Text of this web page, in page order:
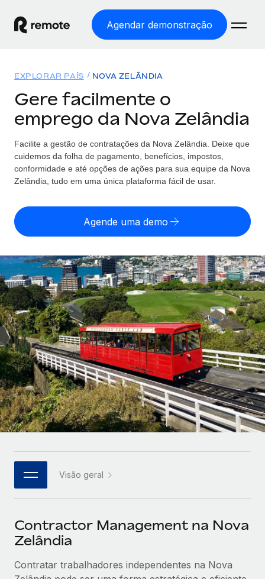
Agendar demonstração
EMPREGO GLOBAL
Processamento Salarial
Processamento salarial fácil e em conformidade
Employer of Record
entidades
globalmente
SERVICES
Perguntar a um especialista
Obtenha apoio especializado em RH e
conformidade globais
Soluções
COBERTURA GLOBAL
Explorador de países
Encontra apoio para emprego global por país
Comparar a Remote
Veja como nos comparamos com os outros
TORNE-SE NOSSO PARCEIRO
Parceiros tecnológicos estratégicos
Integre os RH globais na sua plataforma de forma
flexível
CASE STUDIES
Preçário
English
Nederlands
Français
Deutsch
Español
Italiano
Português (Portugal)
日本語
한국어
中文（简体）
Início de sessão
EXPLORAR PAÍS NOVA ZELÂNDIA
Gere facilmente o
emprego da Nova Zelândia
Facilite a gestão de contratações da Nova Zelândia. Deixe que
cuidemos da folha de pagamento, benefícios, impostos,
conformidade e até opções de ações para sua equipe da Nova
Zelândia, tudo em uma única plataforma fácil de usar.
Agende uma demo
Visão geral
Contractor Management na Nova
Zelândia
Contratar trabalhadores independentes na Nova